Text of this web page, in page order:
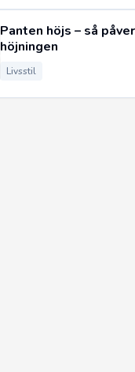
Panten höjs – så
höjningen
Livsstil